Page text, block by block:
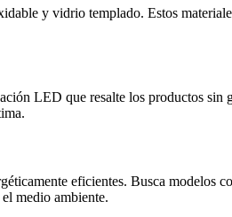
y vidrio templado. Estos
LED que resalte los productos sin
eficientes. Busca
medio ambiente.